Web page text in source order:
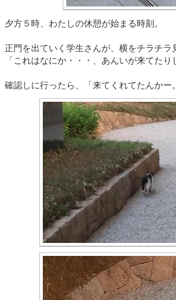
夕方５時、わたしの休憩が始まる時刻。
正門を出ていく学生さんが、横をチラチラ
「これはなにか・・・、あんいが来てたり
確認しに行ったら、「来てくれてたんかー